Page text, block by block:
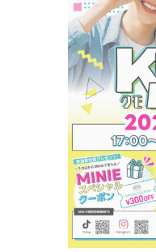
ふく恋
ふくい結婚応援ポー
トップページ
お知らせ
マッチングシステム